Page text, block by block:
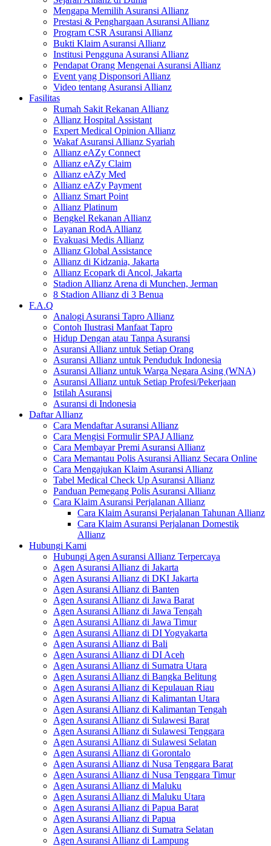
Mengapa Memilih Asuransi Allianz
Prestasi & Penghargaan Asuransi Allianz
Program CSR Asuransi Allianz
Bukti Klaim Asuransi Allianz
Institusi Pengguna Asuransi Allianz
Pendapat Orang Mengenai Asuransi Allianz
Event yang Disponsori Allianz
Video tentang Asuransi Allianz
Fasilitas
Rumah Sakit Rekanan Allianz
Allianz Hospital Assistant
Expert Medical Opinion Allianz
Wakaf Asuransi Allianz Syariah
Allianz eAZy Connect
Allianz eAZy Claim
Allianz eAZy Med
Allianz eAZy Payment
Allianz Smart Point
Allianz Platinum
Bengkel Rekanan Allianz
Layanan RodA Allianz
Evakuasi Medis Allianz
Allianz Global Assistance
Allianz di Kidzania, Jakarta
Allianz Ecopark di Ancol, Jakarta
Stadion Allianz Arena di Munchen, Jerman
8 Stadion Allianz di 3 Benua
F.A.Q
Analogi Asuransi Tapro Allianz
Contoh Ilustrasi Manfaat Tapro
Hidup Dengan atau Tanpa Asuransi
Asuransi Allianz untuk Setiap Orang
Asuransi Allianz untuk Penduduk Indonesia
Asuransi Allianz untuk Warga Negara Asing (WNA)
Asuransi Allianz untuk Setiap Profesi/Pekerjaan
Istilah Asuransi
Asuransi di Indonesia
Daftar Allianz
Cara Mendaftar Asuransi Allianz
Cara Mengisi Formulir SPAJ Allianz
Cara Membayar Premi Asuransi Allianz
Cara Memantau Polis Asuransi Allianz Secara Online
Cara Mengajukan Klaim Asuransi Allianz
Tabel Medical Check Up Asuransi Allianz
Panduan Pemegang Polis Asuransi Allianz
Cara Klaim Asuransi Perjalanan Allianz
Cara Klaim Asuransi Perjalanan Tahunan Allianz
Cara Klaim Asuransi Perjalanan Domestik
Allianz
Hubungi Kami
Hubungi Agen Asuransi Allianz Terpercaya
Agen Asuransi Allianz di Jakarta
Agen Asuransi Allianz di DKI Jakarta
Agen Asuransi Allianz di Banten
Agen Asuransi Allianz di Jawa Barat
Agen Asuransi Allianz di Jawa Tengah
Agen Asuransi Allianz di Jawa Timur
Agen Asuransi Allianz di DI Yogyakarta
Agen Asuransi Allianz di Bali
Agen Asuransi Allianz di DI Aceh
Agen Asuransi Allianz di Sumatra Utara
Agen Asuransi Allianz di Bangka Belitung
Agen Asuransi Allianz di Kepulauan Riau
Agen Asuransi Allianz di Kalimantan Utara
Agen Asuransi Allianz di Kalimantan Tengah
Agen Asuransi Allianz di Sulawesi Barat
Agen Asuransi Allianz di Sulawesi Tenggara
Agen Asuransi Allianz di Sulawesi Selatan
Agen Asuransi Allianz di Gorontalo
Agen Asuransi Allianz di Nusa Tenggara Barat
Agen Asuransi Allianz di Nusa Tenggara Timur
Agen Asuransi Allianz di Maluku
Agen Asuransi Allianz di Maluku Utara
Agen Asuransi Allianz di Papua Barat
Agen Asuransi Allianz di Papua
Agen Asuransi Allianz di Sumatra Selatan
Agen Asuransi Allianz di Lampung